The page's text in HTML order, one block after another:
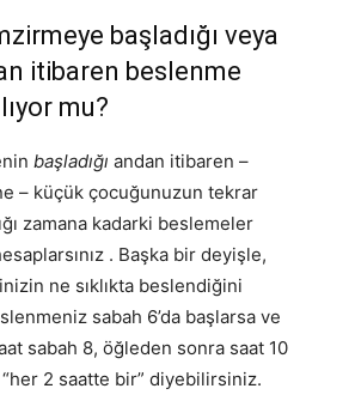
başladığı veya
itibaren beslenme
mu?
başladığı andan itibaren –
– küçük çocuğunuzun tekrar
zamana kadarki beslemeler
. Başka bir deyişle,
ne sıklıkta beslendiğini
sabah 6’da başlarsa ve
sabah 8, öğleden sonra saat 10
2 saatte bir” diyebilirsiniz.